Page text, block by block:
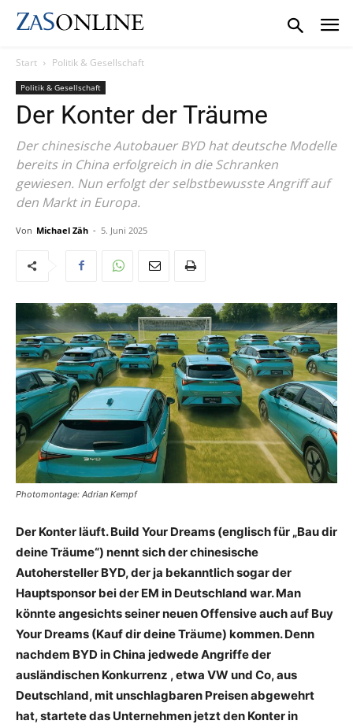
Start Politik & Gesellschaft
Politik & Gesellschaft
Der Konter der Träume
Der chinesische Autobauer BYD hat deutsche Modelle
bereits in China erfolgreich in die Schranken
gewiesen. Nun erfolgt der selbstbewusste Angriff auf
den Markt in Europa.
Von Michael Zäh - 5. Juni 2025
Photomontage: Adrian Kempf
Der Konter läuft. Build Your Dreams (englisch für „Bau dir
deine Träume“) nennt sich der chinesische
Autohersteller BYD, der ja bekanntlich sogar der
Hauptsponsor bei der EM in Deutschland war. Man
könnte angesichts seiner neuen Offensive auch auf Buy
Your Dreams (Kauf dir deine Träume) kommen. Denn
nachdem BYD in China jedwede Angriffe der
ausländischen Konkurrenz , etwa VW und Co, aus
Deutschland, mit unschlagbaren Preisen abgewehrt
hat, startete das Unternehmen jetzt den Konter in